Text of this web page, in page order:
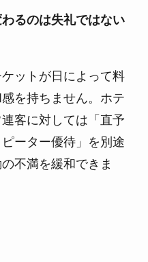
わるのは失礼ではない
ットが日によって料
を持ちません。ホテ
客に対しては「直予
ーター優待」を別途
不満を緩和できま